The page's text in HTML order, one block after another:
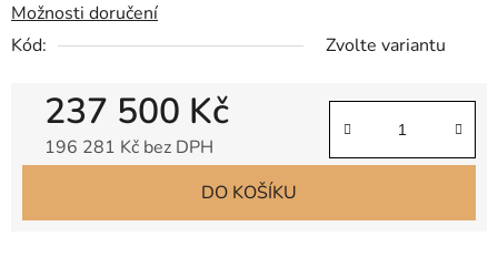
Možnosti doručení
Kód:
Zvolte variantu
237 500 Kč
196 281 Kč bez DPH
DO KOŠÍKU